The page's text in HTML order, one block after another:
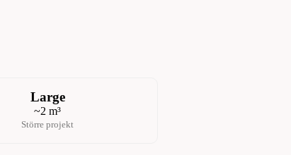
Large
~2 m³
Större projekt